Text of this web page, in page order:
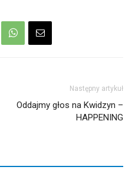
Następny artykuł
Oddajmy głos na Kwidzyn –
HAPPENING